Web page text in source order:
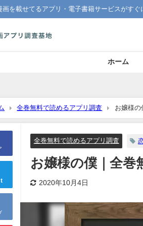
画を載せてるアプリ・電子書籍サービスがすぐ
ホーム
全巻無料で読めるアプリ調査 お嬢様の
全巻無料で読めるアプリ調査
お嬢様の僕｜全巻
2020年10月4日